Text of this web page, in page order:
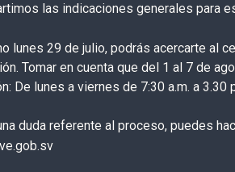
las indicaciones generales para
lunes 29 de julio, podrás acercarte al
Tomar en cuenta que del 1 al 7 de
De lunes a viernes de 7:30 a.m. a 3.30
duda referente al proceso, puedes